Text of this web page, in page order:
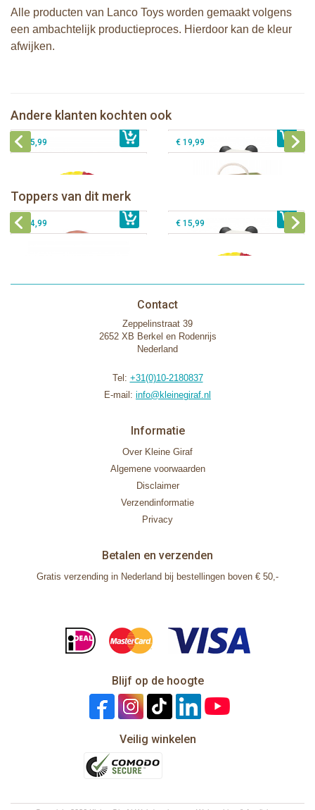
Alle producten van Lanco Toys worden gemaakt volgens
een ambachtelijk productieproces. Hierdoor kan de kleur
afwijken.
Andere klanten kochten ook
€ 14,99
Lanco - Sensory Speelbal Fantasie
donker
€ 15,99 € 19,99
Toppers van dit merk
Lanco - Bijtspeeltje Regenboog
€ 15,99
Lanco - Bijtring Kori de Panda
Lanco - Sensory Bijtspeeltje Vos
€ 14,99 € 15,99
Contact
Zeppelinstraat 39
2652 XB Berkel en Rodenrijs
Nederland
Tel: +31(0)10-2180837
E-mail: info@kleinegiraf.nl
Informatie
Over Kleine Giraf
Algemene voorwaarden
Disclaimer
Verzendinformatie
Privacy
Betalen en verzenden
Gratis verzending in Nederland bij bestellingen boven € 50,-
Blijf op de hoogte
Veilig winkelen